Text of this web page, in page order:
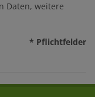
Daten, weitere
* Pflichtfelder